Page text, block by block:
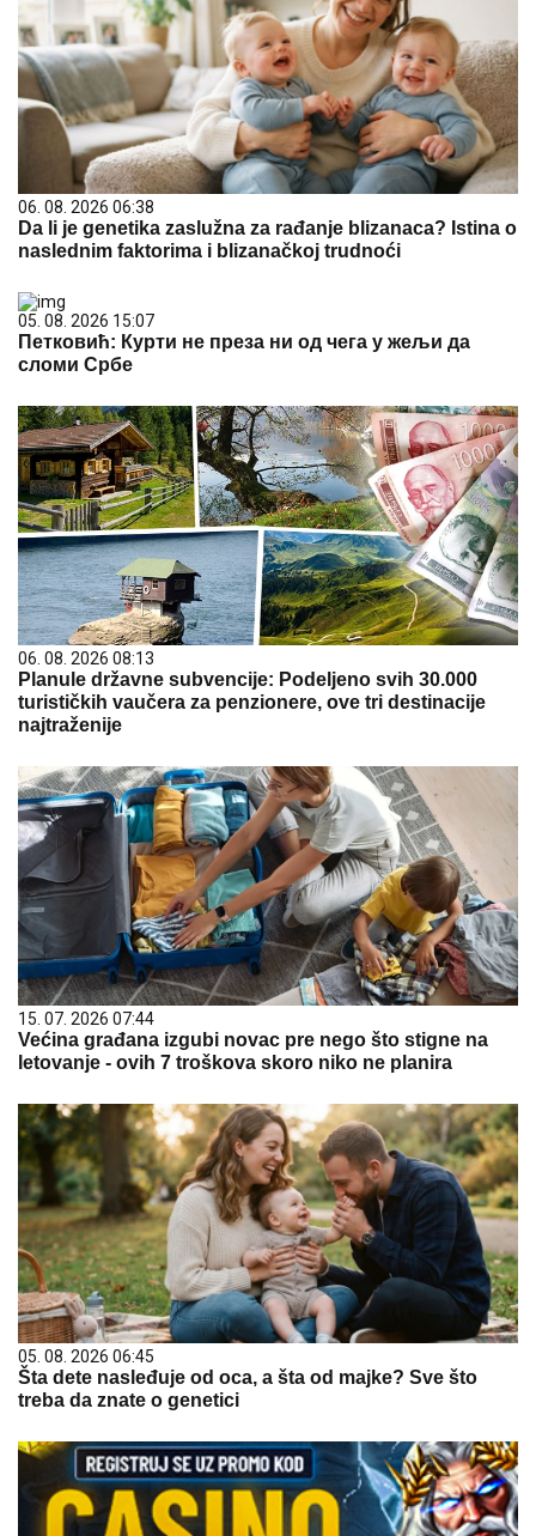
06. 08. 2026 06:38
Da li je genetika zaslužna za rađanje blizanaca? Istina o
naslednim faktorima i blizanačkoj trudnoći
05. 08. 2026 15:07
Петковић: Курти не преза ни од чега у жељи да
сломи Србе
06. 08. 2026 08:13
Planule državne subvencije: Podeljeno svih 30.000
turističkih vaučera za penzionere, ove tri destinacije
najtraženije
15. 07. 2026 07:44
Većina građana izgubi novac pre nego što stigne na
letovanje - ovih 7 troškova skoro niko ne planira
05. 08. 2026 06:45
Šta dete nasleđuje od oca, a šta od majke? Sve što
treba da znate o genetici